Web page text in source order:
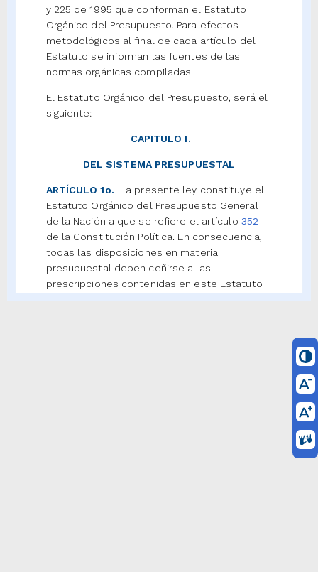
y 225 de 1995 que conforman el Estatuto
Orgánico del Presupuesto. Para efectos
metodológicos al final de cada artículo del
Estatuto se informan las fuentes de las
normas orgánicas compiladas.
El Estatuto Orgánico del Presupuesto, será el
siguiente:
CAPITULO I.
DEL SISTEMA PRESUPUESTAL
ARTÍCULO 1o.
La presente ley constituye el
Estatuto Orgánico del Presupuesto General
de la Nación a que se refiere el artículo 352
de la Constitución Política. En consecuencia,
todas las disposiciones en materia
presupuestal deben ceñirse a las
prescripciones contenidas en este Estatuto